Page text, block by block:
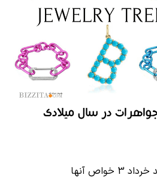
در سال میلادی